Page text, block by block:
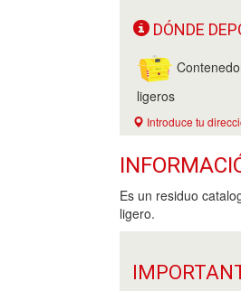
DÓNDE
ligeros
Introduce tu
Es un residuo
ligero.